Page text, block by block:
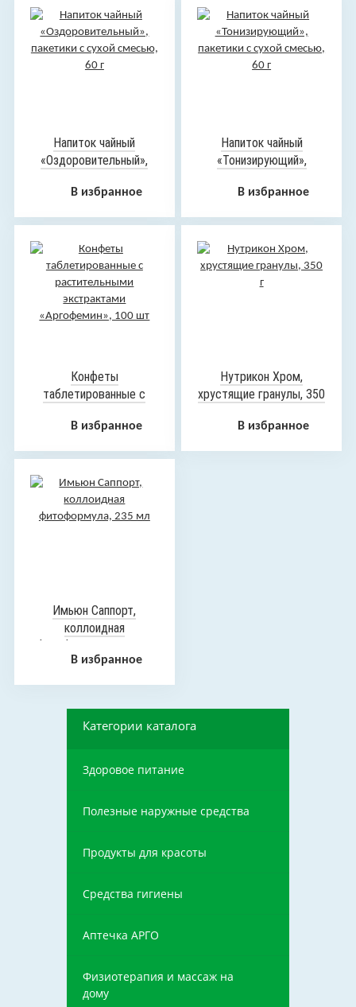
Напиток чайный
«Оздоровительный»,
смесью, 60 г
В избранное
Напиток чайный
«Тонизирующий»,
смесью, 60 г
В избранное
Конфеты
таблетированные с
экстрактами
В избранное
Нутрикон Хром,
хрустящие гранулы, 350
В избранное
Имьюн Саппорт,
коллоидная
фитоформула, 235 мл
В избранное
Категории каталога
Здоровое питание
Полезные наружные средства
Продукты для красоты
Средства гигиены
Аптечка АРГО
Физиотерапия и массаж на
дому